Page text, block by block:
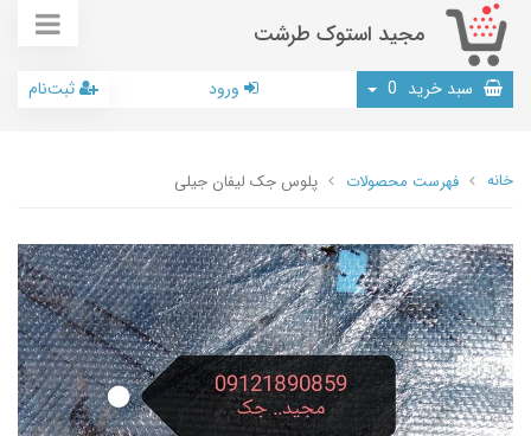
مجید استوک طرشت
سبد خرید 0 ورود ثبت‌نام
خانه فهرست محصولات پلوس جک لیفان جیلی